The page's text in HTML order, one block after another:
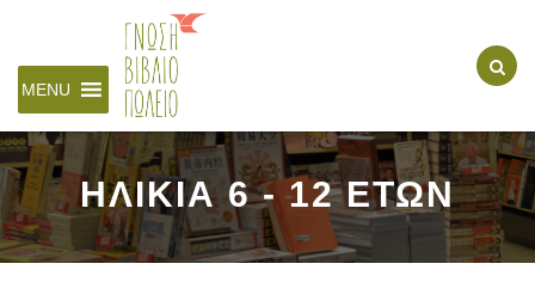
MENU
ΗΛΙΚΙΑ 6 - 12 ΕΤΩΝ